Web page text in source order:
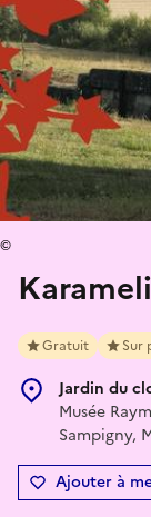
Gratuit Sur
Jardin du
Musée
Sampigny,
Ajouter à
©